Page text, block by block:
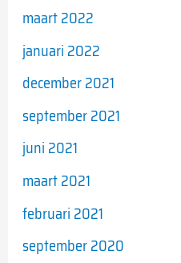
maart 2022
januari 2022
december 2021
september 2021
juni 2021
maart 2021
februari 2021
september 2020